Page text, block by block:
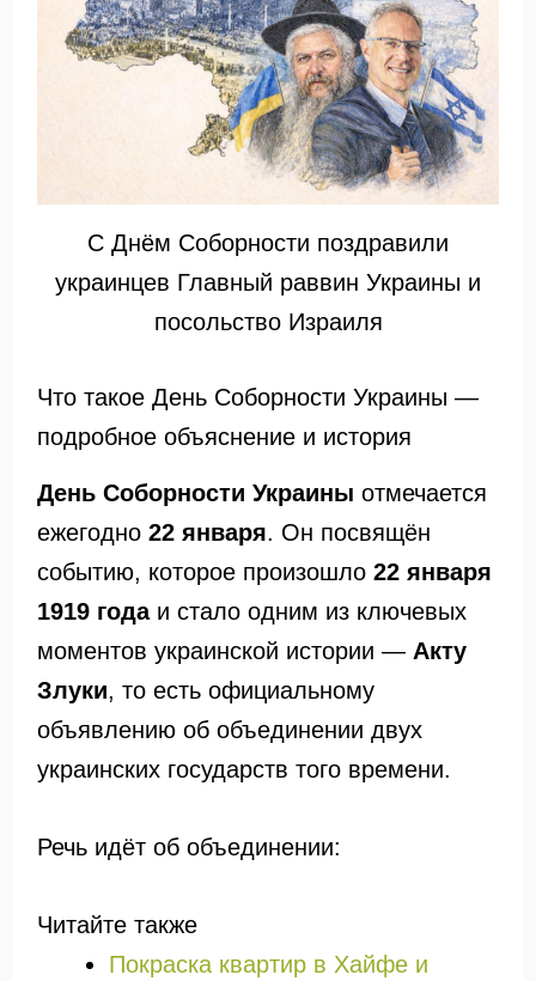
С Днём Соборности поздравили
украинцев Главный раввин Украины и
посольство Израиля
Что такое День Соборности Украины —
подробное объяснение и история
День Соборности Украины отмечается
ежегодно 22 января. Он посвящён
событию, которое произошло 22 января
1919 годаи стало одним из ключевых
моментов украинской истории — Акту
Злуки, то есть официальному
объявлению об объединении двух
украинских государств того времени.
Речь идёт об объединении:
Читайте также
Покраска квартир в Хайфе и